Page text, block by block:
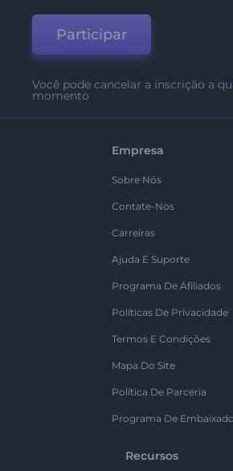
Participar
Você pode cancelar a inscrição a
momento
Empresa
Sobre Nós
Contate-Nos
Carreiras
Ajuda E Suporte
Programa De Afiliados
Políticas De Privacidade
Termos E Condições
Mapa Do Site
Política De Parceria
Programa De
Recursos